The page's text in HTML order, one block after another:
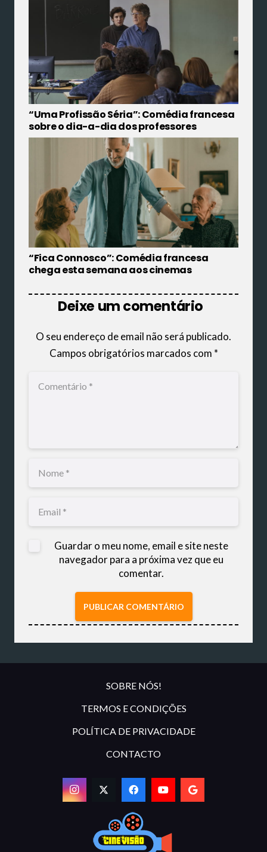
“Uma Profissão Séria”: Comédia francesa
sobre o dia-a-dia dos professores
“Fica Connosco”: Comédia francesa
chega esta semana aos cinemas
Deixe um comentário
O seu endereço de email não será publicado.
Campos obrigatórios marcados com *
Guardar o meu nome, email e site neste
navegador para a próxima vez que eu
comentar.
PUBLICAR COMENTÁRIO
SOBRE NÓS!
TERMOS E CONDIÇÕES
POLÍTICA DE PRIVACIDADE
CONTACTO